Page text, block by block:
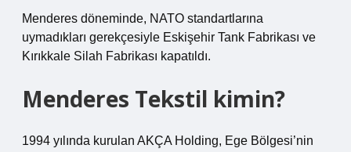
Menderes döneminde, NATO standartlarına
uymadıkları gerekçesiyle Eskişehir Tank Fabrikası ve
Kırıkkale Silah Fabrikası kapatıldı.
Menderes Tekstil kimin?
1994 yılında kurulan AKÇA Holding, Ege Bölgesi’nin